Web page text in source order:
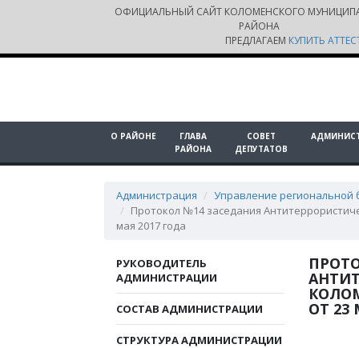
ОФИЦИАЛЬНЫЙ САЙТ КОЛОМЕНСКОГО
РАЙОНА
ПРЕДЛАГАЕМ КУПИТЬ
О РАЙОНЕ
ГЛАВА
РАЙОНА
СОВЕТ
ДЕПУТАТОВ
Администрация
Управление региональной
Протокол №14 заседания
мая 2017 года
РУКОВОДИТЕЛЬ
АДМИНИСТРАЦИИ
СОСТАВ АДМИНИСТРАЦИИ
СТРУКТУРА АДМИНИСТРАЦИИ
ОТ 23